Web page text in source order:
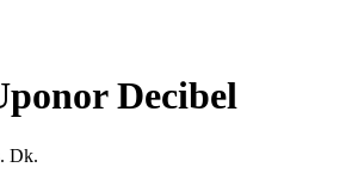
Decibel
Dk.